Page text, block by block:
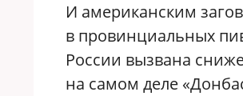
И американским
в провинциальных
России вызвана
на самом деле